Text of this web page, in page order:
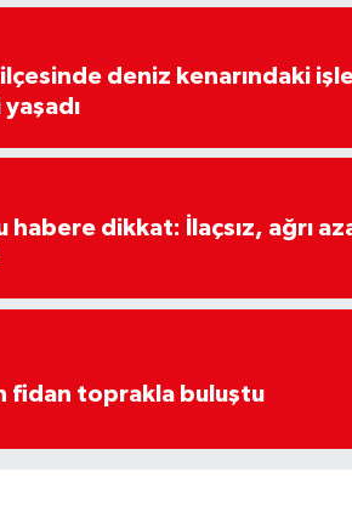
ilçesinde deniz kenarındaki
habere dikkat: İlaçsız, ağrı
fidan toprakla buluştu